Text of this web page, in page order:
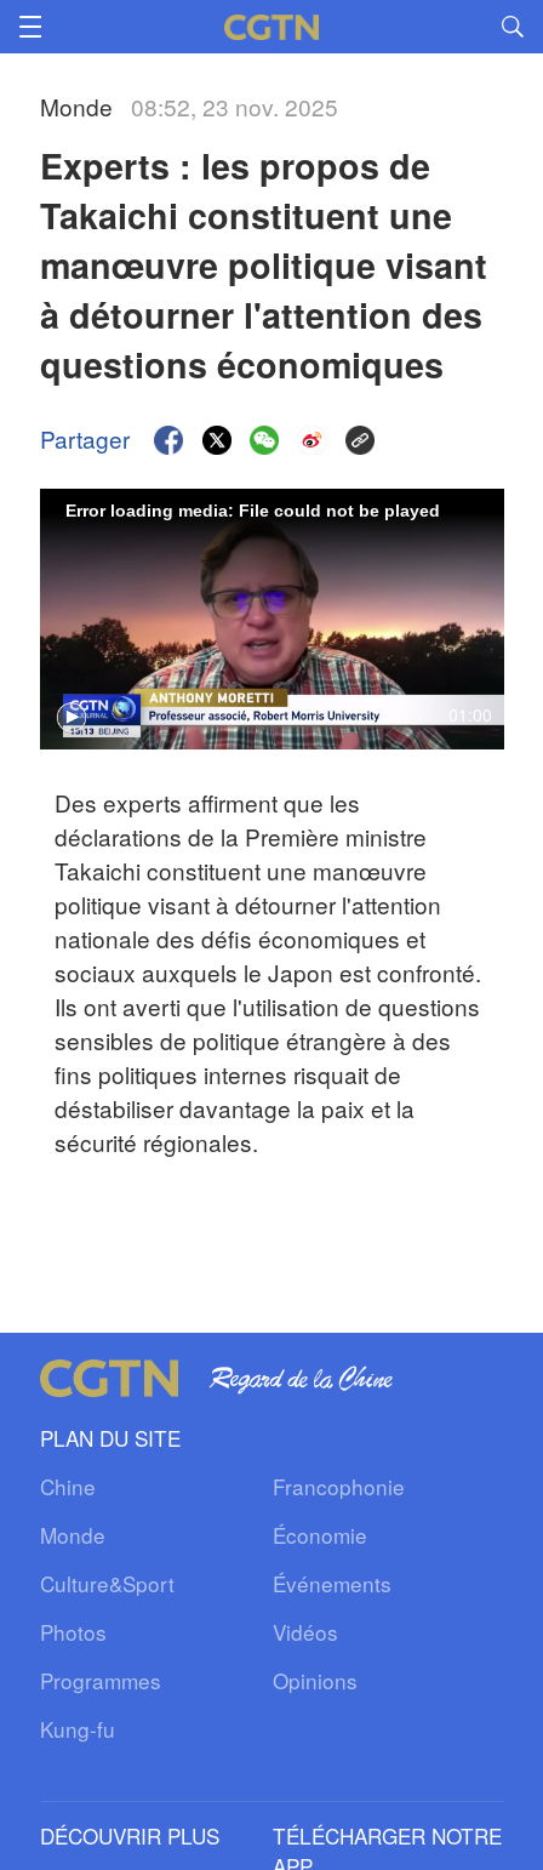
Monde 08:52, 23 nov. 2025
Experts : les propos de
Takaichi constituent une
manœuvre politique visant
à détourner l'attention des
questions économiques
Partager
01:00
Error loading media: File could not be played
Des experts affirment que les
déclarations de la Première ministre
Takaichi constituent une manœuvre
politique visant à détourner l'attention
nationale des défis économiques et
sociaux auxquels le Japon est confronté.
Ils ont averti que l'utilisation de questions
sensibles de politique étrangère à des
fins politiques internes risquait de
déstabiliser davantage la paix et la
sécurité régionales.
PLAN DU SITE
Chine
Francophonie
Monde
Économie
Culture&Sport
Événements
Photos
Vidéos
Programmes
Opinions
Kung-fu
DÉCOUVRIR PLUS
TÉLÉCHARGER NOTRE